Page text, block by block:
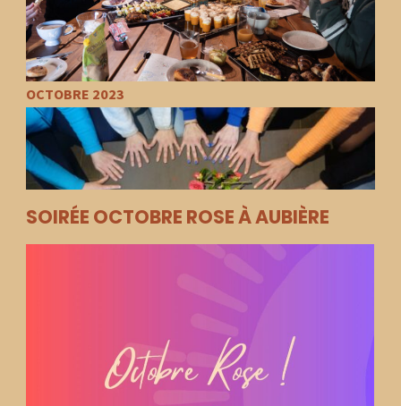
OCTOBRE 2023
SOIRÉE OCTOBRE ROSE À AUBIÈRE